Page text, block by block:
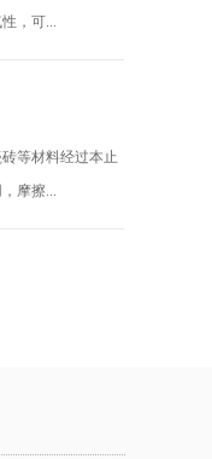
，可...
等材料经过本止
摩擦...